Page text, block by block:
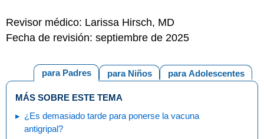
Revisor médico: Larissa Hirsch, MD
Fecha de revisión: septiembre de 2025
para Adolescentes
para Niños
para Padres
MÁS SOBRE ESTE TEMA
¿Es demasiado tarde para ponerse la vacuna
antigripal?